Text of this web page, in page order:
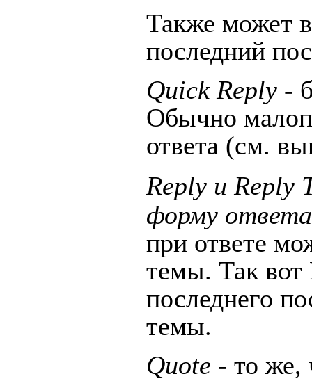
Также может
последний
Quick Reply -
Обычно
ответа (см.
Reply иReply
форму ответа
при ответе
темы. Так вот
последнего
темы.
Quote - то же,